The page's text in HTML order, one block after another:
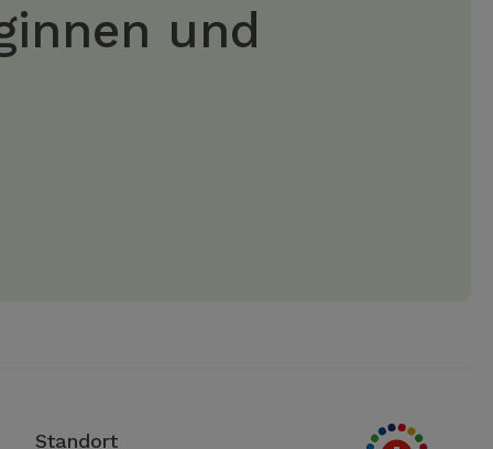
und
Standort